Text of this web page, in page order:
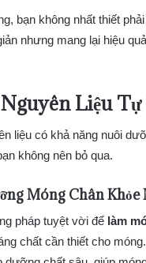
bạn không nhất thiết
nhưng mang lại hiệu
Liệu
liệu có khả năng nuôi
không nên bỏ qua.
Móng Chân Khỏe
pháp tuyệt vời để làm
chất cần thiết cho